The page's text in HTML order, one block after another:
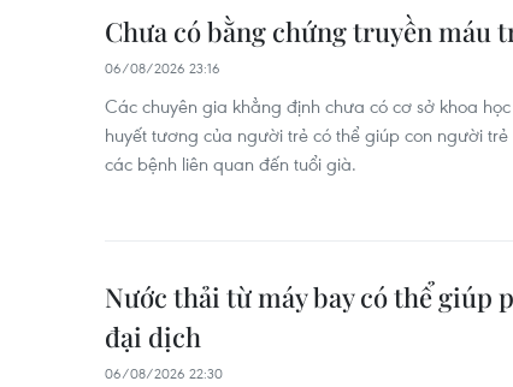
Chưa có bằng chứng truyền máu
06/08/2026 23:16
Các chuyên gia khẳng định chưa có cơ sở khoa
huyết tương của người trẻ có thể giúp con người
các bệnh liên quan đến tuổi già.
Nước thải từ máy bay có thể giúp
đại dịch
06/08/2026 22:30